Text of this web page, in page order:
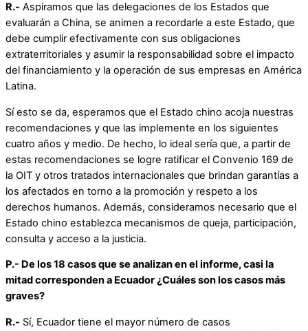
R.- Aspiramos que las delegaciones de los Estados que
evaluarán a China, se animen a recordarle a este Estado, que
debe cumplir efectivamente con sus obligaciones
extraterritoriales y asumir la responsabilidad sobre el impacto
del financiamiento y la operación de sus empresas en América
Latina.
Sí esto se da, esperamos que el Estado chino acoja nuestras
recomendaciones y que las implemente en los siguientes
cuatro años y medio. De hecho, lo ideal sería que, a partir de
estas recomendaciones se logre ratificar el Convenio 169 de
la OIT y otros tratados internacionales que brindan garantías a
los afectados en torno a la promoción y respeto a los
derechos humanos. Además, consideramos necesario que el
Estado chino establezca mecanismos de queja, participación,
consulta y acceso a la justicia.
P.- De los 18 casos que se analizan en el informe, casi la
mitad corresponden a Ecuador ¿Cuáles son los casos más
graves?
R.- Sí, Ecuador tiene el mayor número de casos